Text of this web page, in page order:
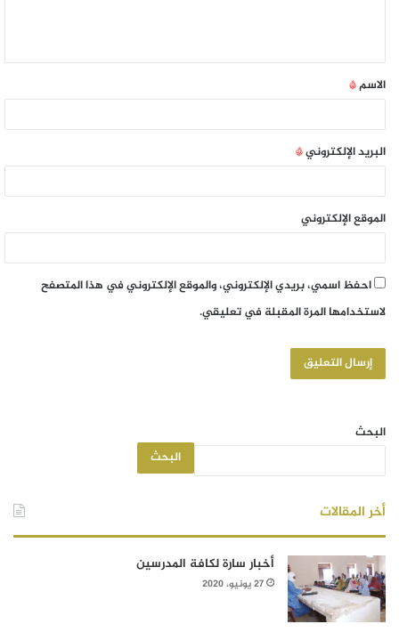
الاسم*
البريد الإلكتروني*
الموقع الإلكتروني
احفظ اسمي، بريدي الإلكتروني، والموقع الإلكتروني في هذا المتصفح
لاستخدامها المرة المقبلة في تعليقي.
البحث
البحث
أخر المقالات
أخبار سارة لكافة المدرسين
27 يونيو، 2020